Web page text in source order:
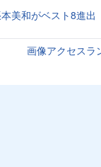
美和がベスト8進出
画像アクセスラ